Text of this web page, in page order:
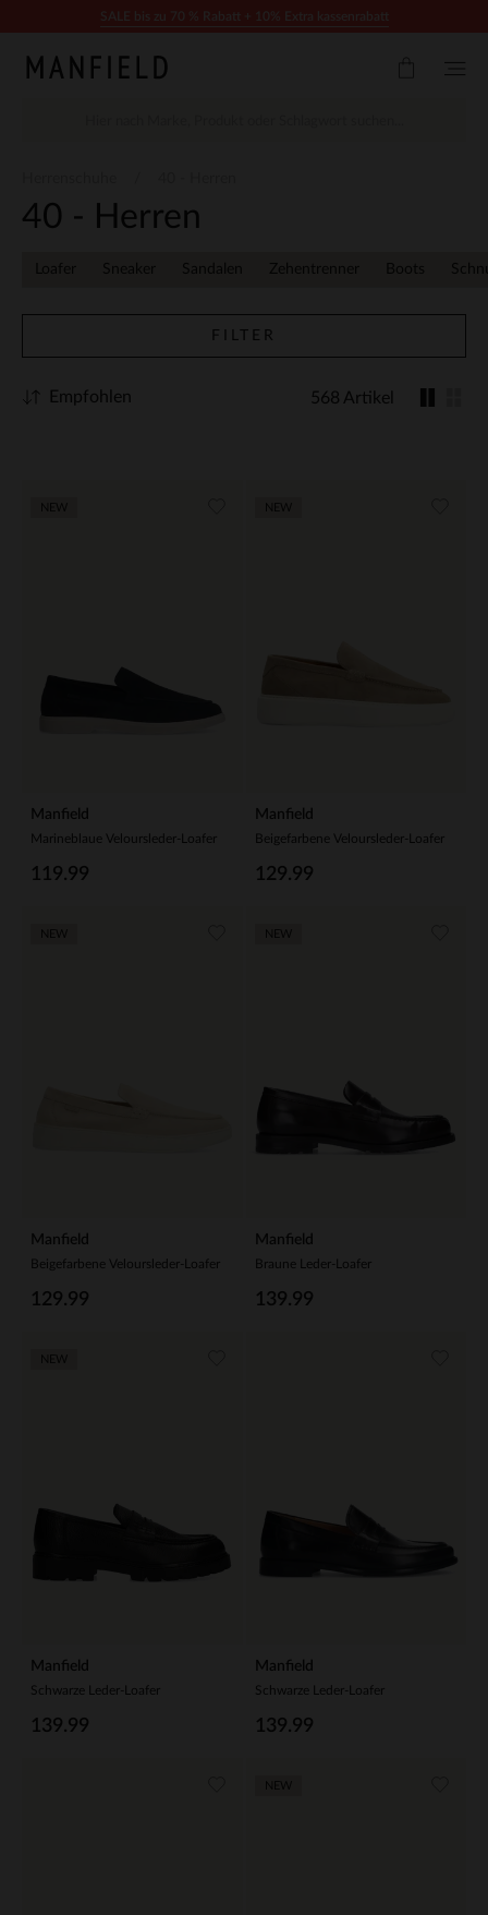
40 - Herren
Loafer Sneaker Sandalen Zehentrenner Boots
FILTER
568 Artikel
Empfohlen
Manfield
Marineblaue Veloursleder-Loafer
119.99
Manfield
Beigefarbene Veloursleder-Loafer
129.99
Manfield
Beigefarbene Veloursleder-Loafer
129.99
Manfield
Braune Leder-Loafer
139.99
Manfield
Schwarze Leder-Loafer
139.99
Manfield
Schwarze Leder-Loafer
139.99